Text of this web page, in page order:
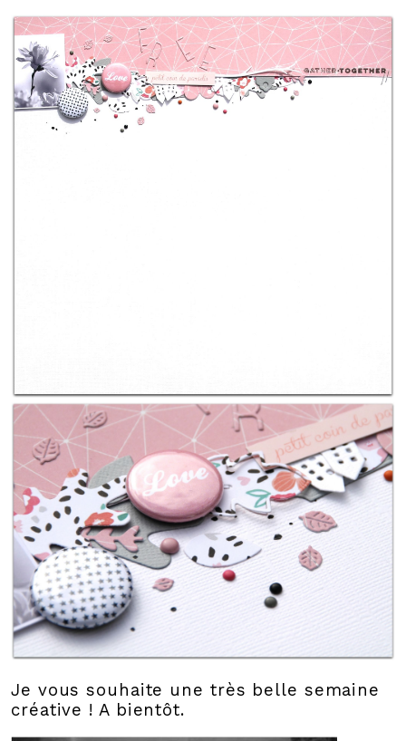
Je vous souhaite une très belle semaine
créative ! A bientôt.